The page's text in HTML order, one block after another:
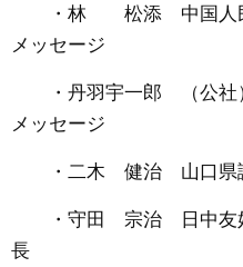
・林 松添 中国人民
メッセージ
・丹羽宇一郎 （公社）
メッセージ
・二木 健治 山口県議
・守田 宗治 日中友好
長